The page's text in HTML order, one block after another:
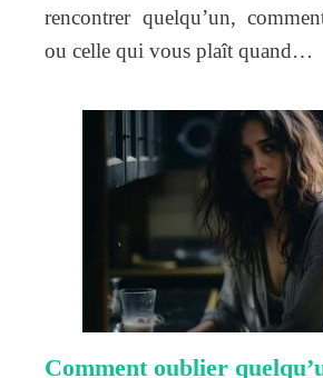
rencontrer quelqu’un,
ou celle qui vous plaît quand…
Comment oublier